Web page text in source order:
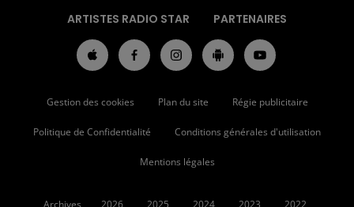
ARTISTES RADIO STAR PARTENAIRES
Gestion des cookies Plan du site Régie publicitaire
Politique de Confidentialité Conditions générales d'utilisation
Mentions légales